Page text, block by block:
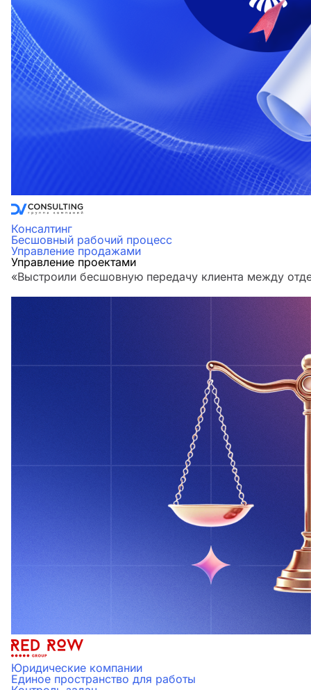
Консалтинг
Бесшовный рабочий процесс
Управление продажами
Управление проектами
«Выстроили бесшовную передачу клиента между
Юридические компании
Единое пространство для работы